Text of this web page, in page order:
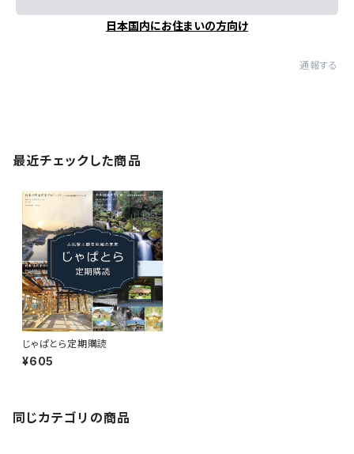
日本国内にお住まいの方向け
通報する
最近チェックした商品
じゃぱとら定期購読
¥605
同じカテゴリの商品